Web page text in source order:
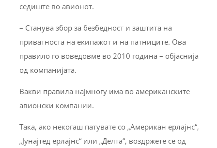
седиште во авионот.
– Станува збор за безбедност и заштита на
приватноста на екипажот и на патниците. Ова
правило го воведовме во 2010 година – објаснија
од компанијата.
Вакви правила најмногу има во американските
авионски компании.
Така, ако некогаш патувате со „Американ ерлајнс“,
„Јунајтед ерлајнс“ или „Делта“, воздржете се од